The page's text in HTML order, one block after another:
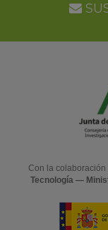
Con la colaboración
Tecnología —